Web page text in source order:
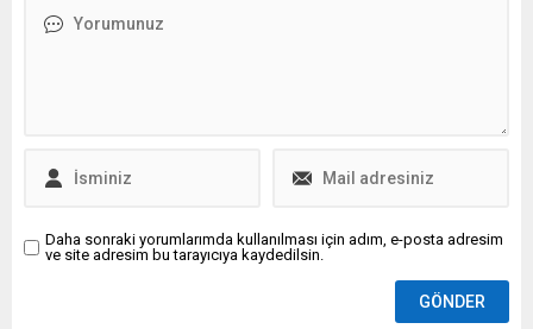
Daha sonraki yorumlarımda kullanılması için adım, e-posta adresim
ve site adresim bu tarayıcıya kaydedilsin.